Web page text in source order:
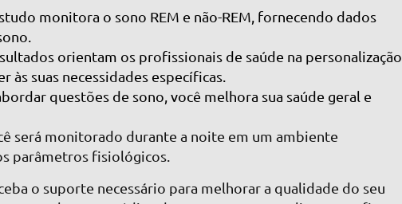
monitora o sono REM e não-REM, fornecendo dados
orientam os profissionais de saúde na personalização
às suas necessidades específicas.
questões de sono, você melhora sua saúde geral e
será monitorado durante a noite em um ambiente
parâmetros fisiológicos.
o suporte necessário para melhorar a qualidade do seu